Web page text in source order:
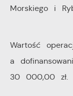
Morskiego i
Wartość
a
30 000,00 zł.
pośredników